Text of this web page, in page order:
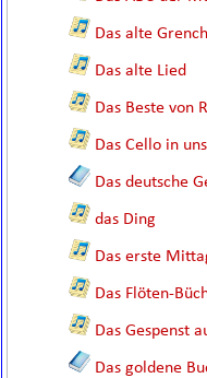
Das alte
Das alte Lied
Das Beste von
Das Cello in
Das deutsche
das Ding
Das erste
Das Flöten-
Das Gespenst
Das goldene